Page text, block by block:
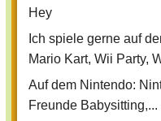
Hey
Ich spiele gerne auf
Mario Kart, Wii Party,
Auf dem Nintendo:
Freunde Babysitting,...